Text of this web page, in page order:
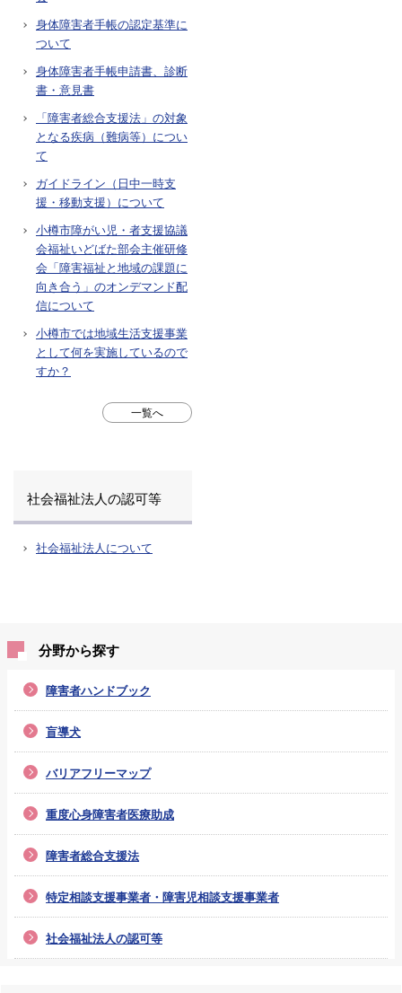
身体障害者手帳の認定基準に
ついて
身体障害者手帳申請書、診断
書・意見書
「障害者総合支援法」の対象
となる疾病（難病等）につい
て
ガイドライン（日中一時支
援・移動支援）について
小樽市障がい児・者支援協議
会福祉いどばた部会主催研修
会「障害福祉と地域の課題に
向き合う」のオンデマンド配
信について
小樽市では地域生活支援事業
として何を実施しているので
すか？
一覧へ
社会福祉法人の認可等
社会福祉法人について
分野から探す
障害者ハンドブック
盲導犬
バリアフリーマップ
重度心身障害者医療助成
障害者総合支援法
特定相談支援事業者・障害児相談支援事業者
社会福祉法人の認可等